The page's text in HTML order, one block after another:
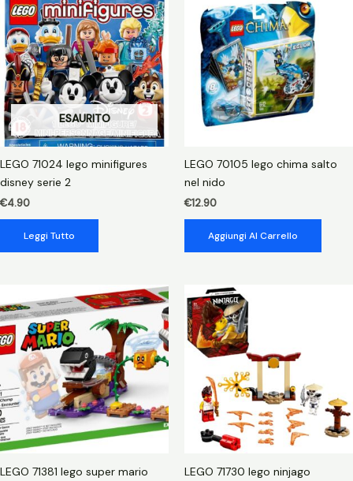
quantità
ESAURITO
LEGO 71024 lego minifigures
disney serie 2
€4.90
Leggi Tutto
LEGO 70105 lego chima salto
nel nido
€12.90
Aggiungi Al Carrello
LEGO 71381 lego super mario
LEGO 71730 lego ninjago